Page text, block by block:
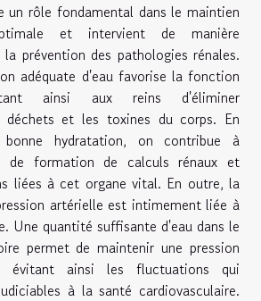
un rôle fondamental dans le maintien
et intervient de manière
prévention des pathologies rénales.
adéquate d'eau favorise la fonction
ainsi aux reins d'éliminer
déchets et les toxines du corps. En
bonne hydratation, on contribue à
de formation de calculs rénaux et
liées à cet organe vital. En outre, la
artérielle est intimement liée à
Une quantité suffisante d'eau dans le
permet de maintenir une pression
évitant ainsi les fluctuations qui
à la santé cardiovasculaire.